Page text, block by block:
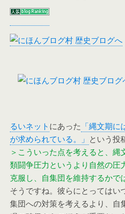
るいネット にあった 「縄文期
が求められている。」 という投
＞こういった点を考えると、
類闘争圧力というより自然の圧
克服し、自集団を維持するかで
そうですね。彼らにとってはい
集団への対策を考えるより、自